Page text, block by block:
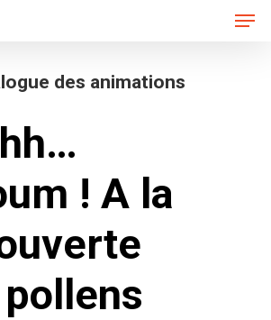
des animations
! A la